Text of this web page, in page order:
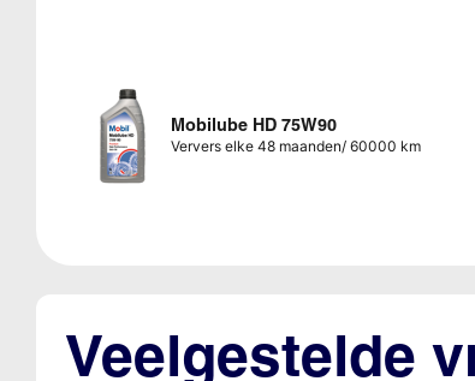
Mobilube HD 75W90
Ververs elke 48 maanden/ 60000 km
Veelgestelde